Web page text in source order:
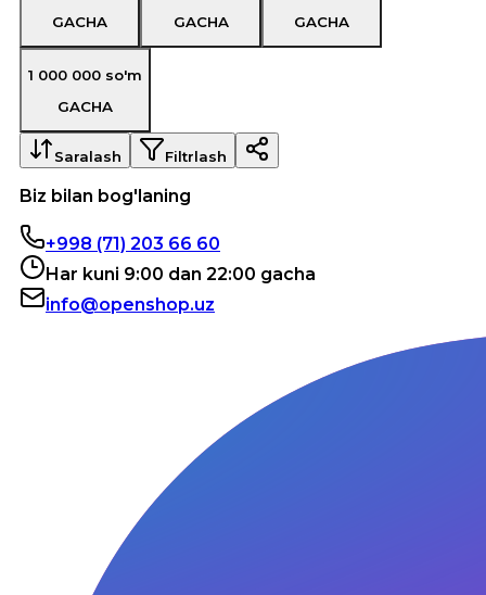
GACHA
GACHA
GACHA
1 000 000 so'm
GACHA
Saralash Filtrlash
Biz bilan bog'laning
+998 (71) 203 66 60
Har kuni 9:00 dan 22:00 gacha
info@openshop.uz